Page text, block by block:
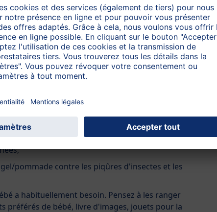
Le pruneau aide aussi au transit. Veillez
Un peu de gymnastique ou des massages au
En cas de constipation chronique, il est
emporter :
la fièvre,
pommade contre les piqûres d'insectes et les
a habituellement besoin. Pensez à les ranger
préférés de bébé, livre d'images, jouets pour la